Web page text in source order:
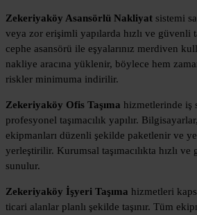
Zekeriyaköy Asansörlü Nakliyat sistemi
veya zor erişimli yapılarda hızlı ve güvenli
cephe asansörü ile eşyalarınız merdiven
nakliye aracına yüklenir, böylece hem
riskler minimuma indirilir.
Zekeriyaköy Ofis Taşıma hizmetlerinde iş
profesyonel taşımacılık yapılır.
ekipmanları düzenli şekilde paketlenir ve
yerleştirilir. Kurumsal taşımacılıkta hızlı
sunulur.
Zekeriyaköy İşyeri Taşıma hizmetleri
ticari alanlar planlı şekilde taşınır. Tüm